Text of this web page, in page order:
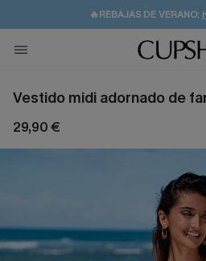
👒PROMOCIÓN DE VERANO:-
💌¡SUSCRIBIRSE &
🚚ENVÍO GRATUITO A
Vestido midi adornado de
29,90 €